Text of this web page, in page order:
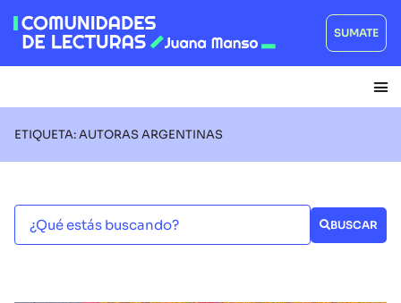
SUMATE
ETIQUETA: AUTORAS ARGENTINAS
BUSCAR